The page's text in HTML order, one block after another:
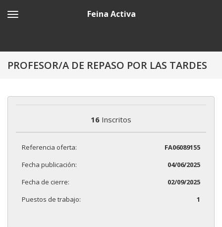
Feina Activa
PROFESOR/A DE REPASO POR LAS TARDES
16 Inscritos
Referencia oferta:
FA06089155
Fecha publicación:
04/06/2025
Fecha de cierre:
02/09/2025
Puestos de trabajo:
1